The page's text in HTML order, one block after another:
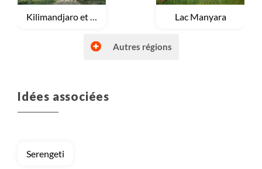
Voyage
Kilimandjaro et Mont Meru Voyage
Lac Manyara
Voyage
Ngorongoro
Autres régions
Idées associées
Serengeti